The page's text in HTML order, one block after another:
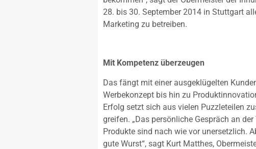
28. bis 30. September 2014 in Stuttgart
Marketing zu betreiben.
Mit Kompetenz überzeugen
Das fängt mit einer ausgeklügelten
Werbekonzept bis hin zu
Erfolg setzt sich aus vielen Puzzleteilen
greifen. „Das persönliche Gespräch an
Produkte sind nach wie vor unersetzlich.
gute Wurst“, sagt Kurt Matthes,